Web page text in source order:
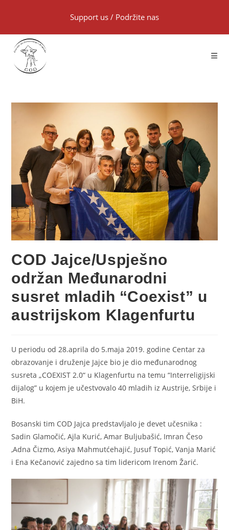
Support us / Podržite nas
COD Jajce/Uspješno
održan Međunarodni
susret mladih “Coexist” u
austrijskom Klagenfurtu
U periodu od 28.aprila do 5.maja 2019. godine Centar za
obrazovanje i druženje Jajce bio je dio međunarodnog
susreta „COEXIST 2.0“ u Klagenfurtu na temu “Interreligijski
dijalog” u kojem je učestvovalo 40 mladih iz Austrije, Srbije i
BiH.
Bosanski tim COD Jajca predstavljalo je devet učesnika :
Sadin Glamočić, Ajla Kurić, Amar Buljubašić, Imran Česo
,Adna Čizmo, Asiya Mahmutćehajić, Jusuf Topić, Vanja Marić
i Ena Kečanović zajedno sa tim lidericom Irenom Žarić.